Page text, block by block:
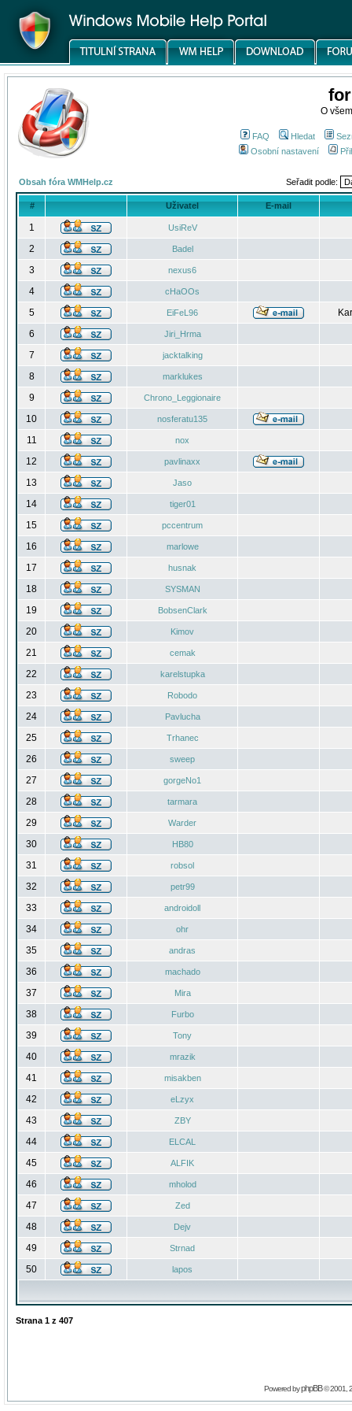
O
FAQ Hledat
Osobní nastavení
Obsah fóra WMHelp.cz Seřadit podle:
# Uživatel E-mail
1 UsiReV
2 Badel
3 nexus6
4 cHaOOs
5 EiFeL96
6
Jiri_Hrma
7 jacktalking
8 marklukes
9 Chrono_Leggionaire
10 nosferatu135
11 nox
12 pavlinaxx
13 Jaso
14 tiger01
15 pccentrum
16 marlowe
17 husnak
18 SYSMAN
19 BobsenClark
20 Kimov
21 cemak
22 karelstupka
23 Robodo
24 Pavlucha
25 Trhanec
26 sweep
27 gorgeNo1
28 tarmara
29 Warder
30 HB80
31 robsol
32 petr99
33 androidoll
34 ohr
35 andras
36 machado
37 Mira
38 Furbo
39 Tony
40 mrazik
41 misakben
42 eLzyx
43 ZBY
44 ELCAL
45 ALFIK
46 mholod
47 Zed
48 Dejv
49 Strnad
50 lapos
Strana 1 z 407
Powered byphpBB© 2001,